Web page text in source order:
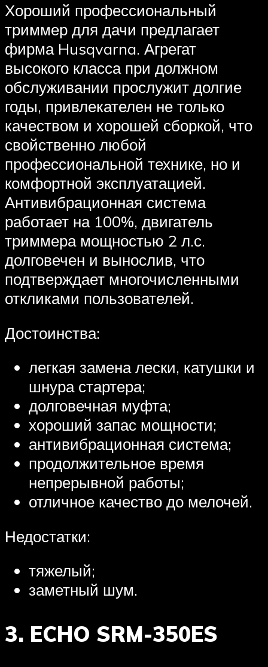
Хороший профессиональный
триммер для дачи предлагает
фирма Husqvarna. Агрегат
высокого класса при должном
обслуживании прослужит долгие
годы, привлекателен не только
качеством и хорошей сборкой, что
свойственно любой
профессиональной технике, но и
комфортной эксплуатацией.
Антивибрационная система
работает на 100%, двигатель
триммера мощностью 2 л.с.
долговечен и вынослив, что
подтверждает многочисленными
откликами пользователей.
Достоинства:
легкая замена лески, катушки и
шнура стартера;
долговечная муфта;
хороший запас мощности;
антивибрационная система;
продолжительное время
непрерывной работы;
отличное качество до мелочей.
Недостатки:
тяжелый;
заметный шум.
3. ECHO SRM-350ES